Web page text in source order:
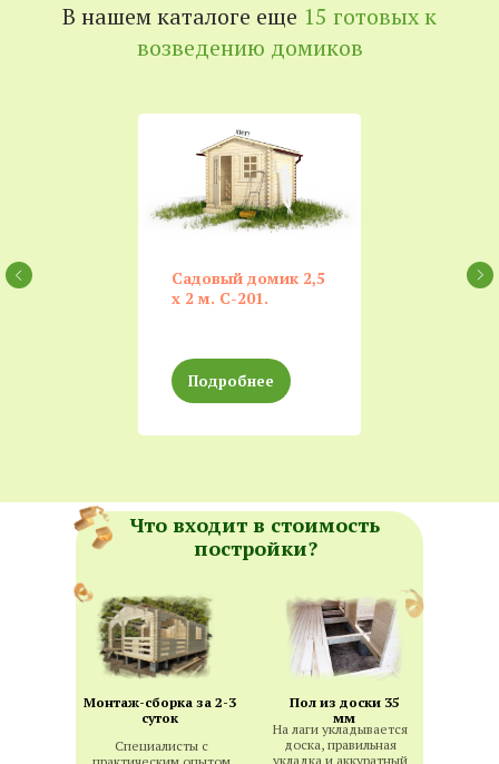
В нашем каталоге еще 15 готовых к
возведению домиков
Садовый домик 2,5
x 2 м. C-201.
Подробнее
Что входит в стоимость
постройки?
Монтаж-сборка за 2-3
суток
Специалисты с
Пол из доски 35
мм
На лаги укладывается
доска, правильная
укладка и аккуратный